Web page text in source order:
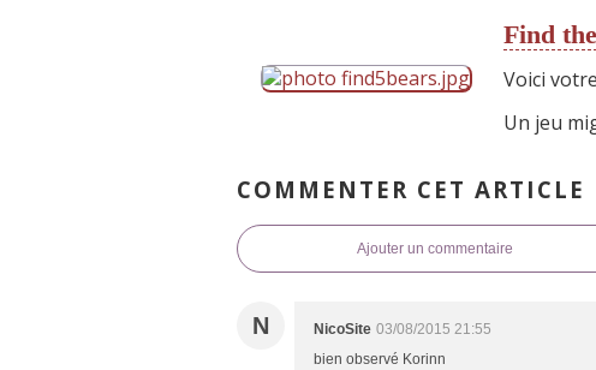
Find
Voici
Un jeu
COMMENTER CET ARTICLE
Ajouter un commentaire
N NicoSite 03/08/2015 21:55
bien observé Korinn